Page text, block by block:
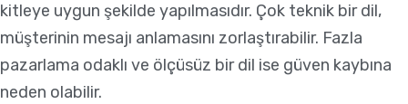
kitleye uygun şekilde yapılmasıdır. Çok teknik bir dil,
müşterinin mesajı anlamasını zorlaştırabilir. Fazla
pazarlama odaklı ve ölçüsüz bir dil ise güven kaybına
neden olabilir.